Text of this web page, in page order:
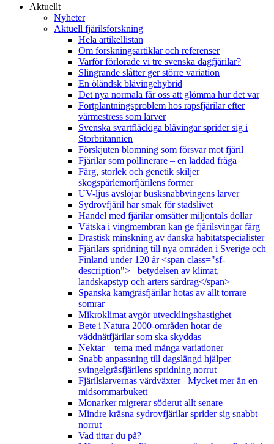
Aktuellt
Nyheter
Aktuell fjärilsforskning
Hela artikellistan
Om forskningsartiklar och referenser
Varför förlorade vi tre svenska dagfjärilar?
Slingrande slåtter ger större variation
En öländsk blåvingehybrid
Det nya normala får oss att glömma hur det var
Fortplantningsproblem hos rapsfjärilar efter
värmestress som larver
Svenska svartfläckiga blåvingar sprider sig i
Storbritannien
Förskjuten blomning som försvar mot fjäril
Fjärilar som pollinerare – en laddad fråga
Färg, storlek och genetik skiljer
skogspärlemorfjärilens former
UV-ljus avslöjar busksnabbvingens larver
Sydrovfjäril har smak för stadslivet
Handel med fjärilar omsätter miljontals dollar
Vätska i vingmembran kan ge fjärilsvingar färg
Drastisk minskning av danska habitatspecialister
Fjärilars spridning till nya områden i Sverige och
Finland under 120 år <span class="sf-
description">– betydelsen av klimat,
landskapstyp och arters särdrag</span>
Spanska kamgräsfjärilar hotas av allt torrare
somrar
Mikroklimat avgör utvecklingshastighet
Bete i Natura 2000-områden hotar de
väddnätfjärilar som ska skyddas
Nektar – tema med många variationer
Snabb anpassning till dagslängd hjälper
svingelgräsfjärilens spridning norrut
Fjärilslarvernas värdväxter– Mycket mer än en
midsommarbukett
Monarker migrerar söderut allt senare
Mindre kräsna sydrovfjärilar sprider sig snabbt
norrut
Vad tittar du på?